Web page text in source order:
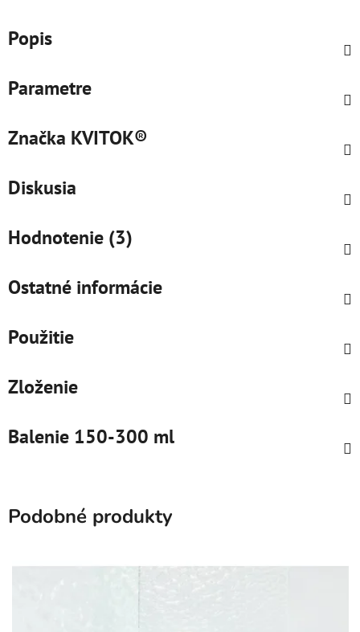
Popis
Parametre
Značka KVITOK®
Diskusia
Hodnotenie (3)
Ostatné informácie
Použitie
Zloženie
Balenie 150-300 ml
Podobné produkty